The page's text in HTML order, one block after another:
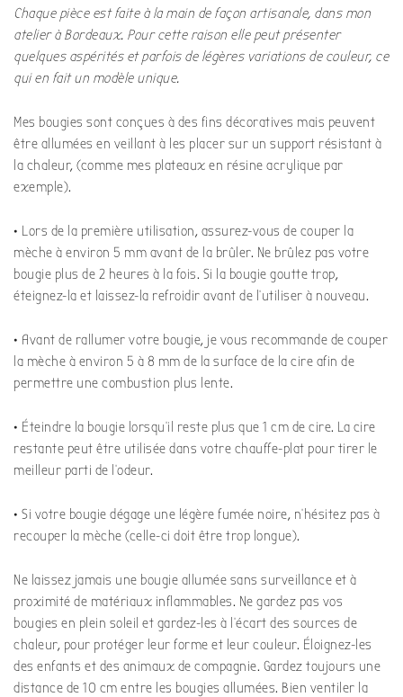
Chaque pièce est faite à la main de façon artisanale, dans mon
atelier à Bordeaux. Pour cette raison elle peut présenter
quelques aspérités et parfois de légères variations de couleur, ce
qui en fait un modèle unique.
Mes bougies sont conçues à des fins décoratives mais peuvent
être allumées en veillant à les placer sur un support résistant à
la chaleur, (comme mes plateaux en résine acrylique par
exemple).
• Lors de la première utilisation, assurez-vous de couper la
mèche à environ 5 mm avant de la brûler. Ne brûlez pas votre
bougie plus de 2 heures à la fois. Si la bougie goutte trop,
éteignez-la et laissez-la refroidir avant de l’utiliser à nouveau.
• Avant de rallumer votre bougie, je vous recommande de couper
la mèche à environ 5 à 8 mm de la surface de la cire afin de
permettre une combustion plus lente.
• Éteindre la bougie lorsqu’il reste plus que 1 cm de cire. La cire
restante peut être utilisée dans votre chauffe-plat pour tirer le
meilleur parti de l’odeur.
• Si votre bougie dégage une légère fumée noire, n’hésitez pas à
recouper la mèche (celle-ci doit être trop longue).
Ne laissez jamais une bougie allumée sans surveillance et à
proximité de matériaux inflammables. Ne gardez pas vos
bougies en plein soleil et gardez-les à l’écart des sources de
chaleur, pour protéger leur forme et leur couleur. Éloignez-les
des enfants et des animaux de compagnie. Gardez toujours une
distance de 10 cm entre les bougies allumées. Bien ventiler la